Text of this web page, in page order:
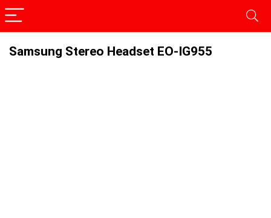
Samsung Stereo Headset EO-IG955